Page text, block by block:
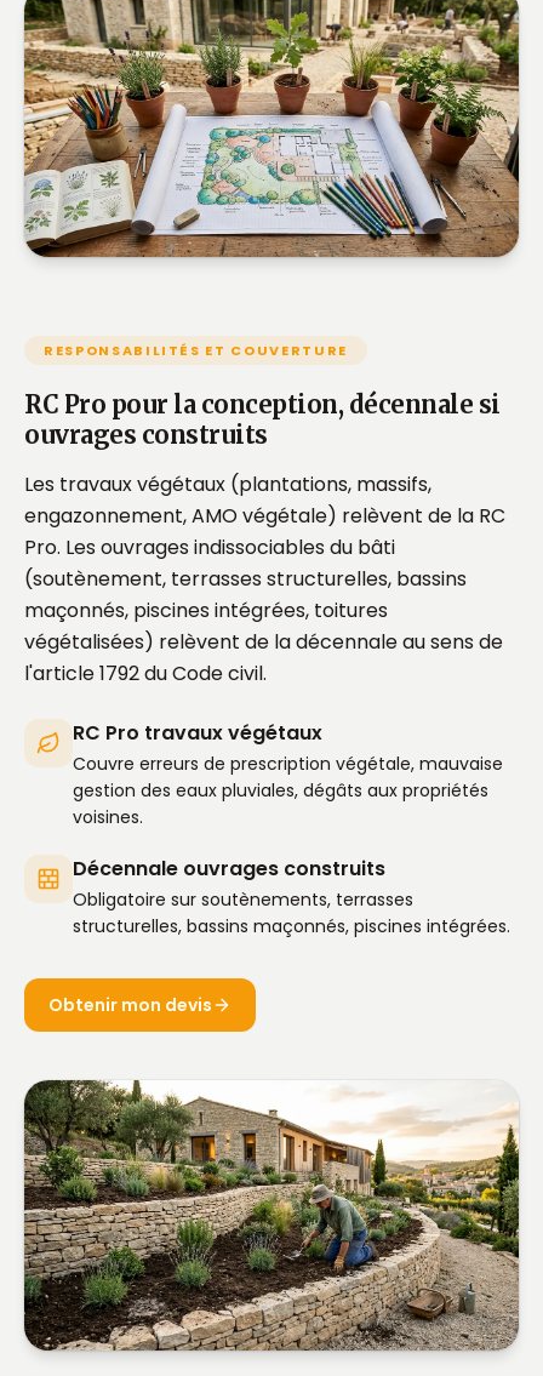
RESPONSABILITÉS ET COUVERTURE
RC Pro pour la conception, décennale si
ouvrages construits
Les travaux végétaux (plantations, massifs,
engazonnement, AMO végétale) relèvent de la RC
Pro. Les ouvrages indissociables du bâti
(soutènement, terrasses structurelles, bassins
maçonnés, piscines intégrées, toitures
végétalisées) relèvent de la décennale au sens de
l'article 1792 du Code civil.
RC Pro travaux végétaux
Couvre erreurs de prescription végétale, mauvaise
gestion des eaux pluviales, dégâts aux propriétés
voisines.
Décennale ouvrages construits
Obligatoire sur soutènements, terrasses
structurelles, bassins maçonnés, piscines intégrées.
Obtenir mon devis